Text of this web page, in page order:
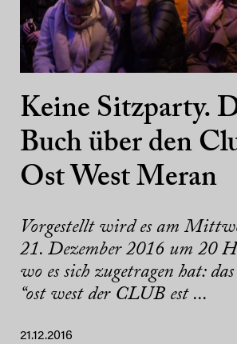
Keine Sitzparty.
Buch über den
Ost West Meran
Vorgestellt wird es am
21. Dezember 2016 um 20
wo es sich zugetragen hat:
“ost west der CLUB est ...
21.12.2016